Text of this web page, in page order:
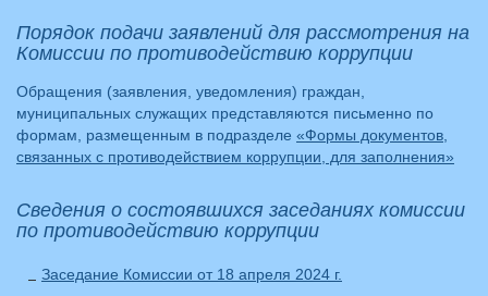
Порядок подачи заявлений для рассмотрения на
Комиссии по противодействию коррупции
Обращения (заявления, уведомления) граждан,
муниципальных служащих представляются письменно по
формам, размещенным в подразделе «Формы документов,
связанных с противодействием коррупции, для заполнения»
Сведения о состоявшихся заседаниях комиссии
по противодействию коррупции
Заседание Комиссии от 18 апреля 2024 г.